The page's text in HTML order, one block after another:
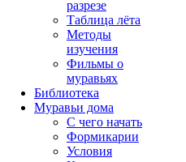
разрезе
Таблица лёта
Методы
изучения
Фильмы о
муравьях
Библиотека
Муравьи дома
С чего начать
Формикарии
Условия